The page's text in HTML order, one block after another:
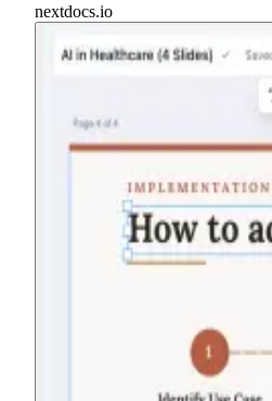
nextdocs.io